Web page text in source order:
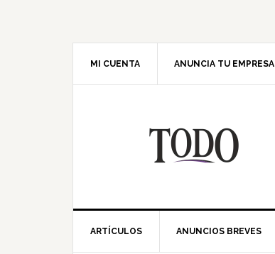
MI CUENTA ANUNCIA TU EMPRESA
ARTÍCULOS ANUNCIOS BREVES